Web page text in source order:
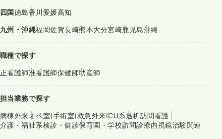
四国徳島香川愛媛高知
九州・沖縄福岡佐賀長崎熊本大分宮崎鹿児島沖縄
職種で探す
正看護師准看護師保健師助産師
担当業務で探す
病棟外来オペ室(手術室)救急外来ICU系透析訪問看護
介護・福祉系検診・健診保育園・学校訪問診療内視鏡治験関連